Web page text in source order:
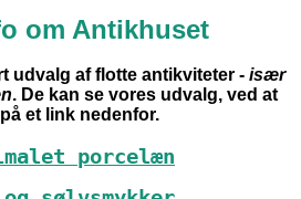
om Antikhuset
udvalg af flotte antikviteter - især
. De kan se vores udvalg, ved at
et link nedenfor.
porcelæn